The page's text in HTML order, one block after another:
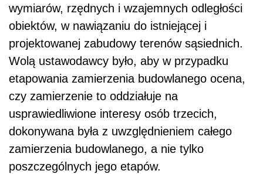
wymiarów, rzędnych i wzajemnych odległości
obiektów, w nawiązaniu do istniejącej i
projektowanej zabudowy terenów sąsiednich.
Wolą ustawodawcy było, aby w przypadku
etapowania zamierzenia budowlanego ocena,
czy zamierzenie to oddziałuje na
usprawiedliwione interesy osób trzecich,
dokonywana była z uwzględnieniem całego
zamierzenia budowlanego, a nie tylko
poszczególnych jego etapów.